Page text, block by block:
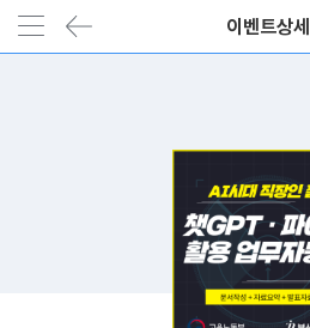
이벤트상세